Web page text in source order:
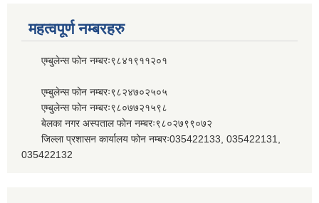
महत्वपूर्ण नम्बरहरु
एम्बुलेन्स फोन नम्बरः९८४१९११२०१
एम्बुलेन्स फोन नम्बरः९८२४७०२५०५
एम्बुलेन्स फोन नम्बरः९८०७७२१५९८
बेलका नगर अस्पताल फोन नम्बरः९८०२७९९०७२
जिल्ला प्रशासन कार्यालय फोन नम्बरः035422133, 035422131,
035422132